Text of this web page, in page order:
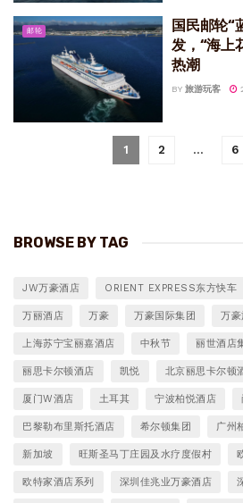
邮轮
国民邮轮“
发，“海上
热潮
BY 旅游玩客
1 2 … 6
BROWSE BY TAG
JW万豪酒店 ORIENT EXPRESS东方快车
万丽酒店 万豪 万豪国际集团 万豪
上海苏宁宝丽嘉酒店 中秋节 丽世酒店
丽思卡尔顿酒店 凯悦 北京丽思卡尔顿
厦门W酒店 土耳其 宁波柏悦酒店
巴黎勒布里斯托酒店 希尔顿集团 广州
新加坡 旺斯圣马丁庄园及水疗度假村
欧特家酒店系列 深圳佳兆业万豪酒店